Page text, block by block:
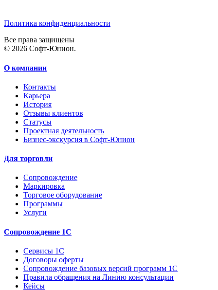
Политика конфиденциальности
Все права защищены
© 2026 Софт-Юнион.
О компании
Контакты
Карьера
История
Отзывы клиентов
Статусы
Проектная деятельность
Бизнес-экскурсия в Софт-Юнион
Для торговли
Сопровождение
Маркировка
Торговое оборудование
Программы
Услуги
Сопровождение 1С
Сервисы 1С
Договоры оферты
Сопровождение базовых версий программ 1С
Правила обращения на Линию консультации
Кейсы